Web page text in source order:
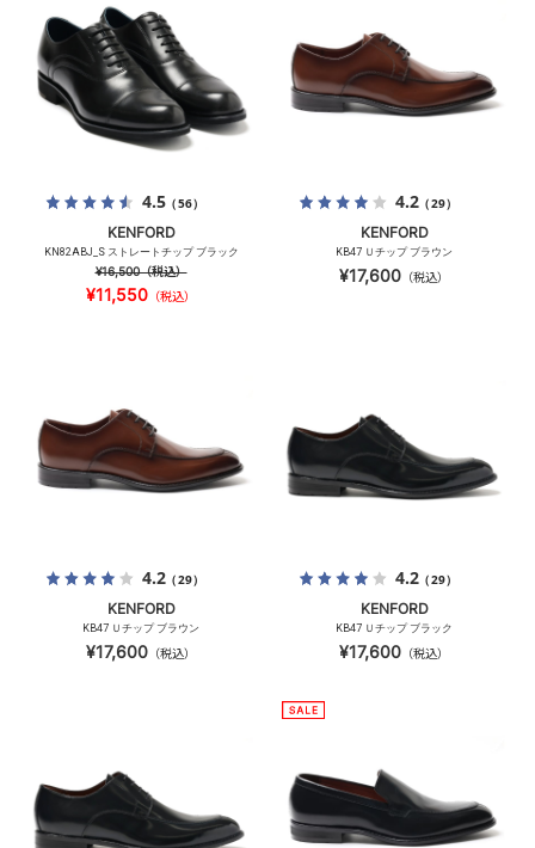
4.5（56）
KENFORD
KN82ABJ_S ストレートチップ ブラック
¥16,500（税込）
¥11,550 （税込）
4.2（29）
KENFORD
KB47 Ｕチップ ブラウン
¥17,600 （税込）
4.2（29）
KENFORD
KB47 Ｕチップ ブラウン
¥17,600 （税込）
4.2（29）
KENFORD
KB47 Ｕチップ ブラック
¥17,600 （税込）